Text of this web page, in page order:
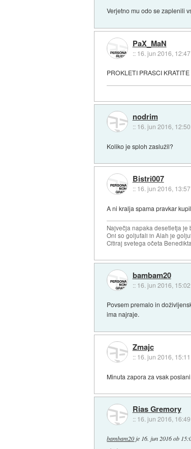
Verjetno mu odo se zaplenili
PaX_MaN
:: 16. jun 2016, 12:47
PROKLETI PRASCI
nodrim
:: 16. jun 2016, 12:50
Koliko je sploh zaslužil?
Bistri007
:: 16. jun 2016, 13:57
A ni kralja spama pravkar
Največja napaka desetletja
Oni so goljufali in Alah je
Citiraj svetega očeta
bambam20
:: 16. jun 2016, 15:02
Povsem premalo in
ima najraje.
Zmajc
:: 16. jun 2016, 15:11
Minuta zapora za vsak
Rias Gremory
:: 16. jun 2016, 16:49
bambam20 je 16. jun 2016 ob